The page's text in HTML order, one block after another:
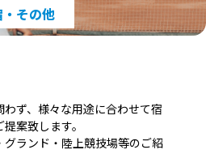
その他
ず、様々な用途に合わせて宿
案致します。
ランド・陸上競技場等のご紹